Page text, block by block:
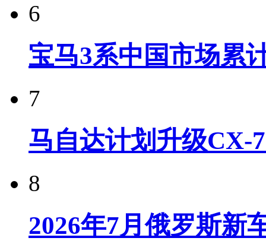
6
宝马3系中国市场累
7
马自达计划升级CX-
8
2026年7月俄罗斯新